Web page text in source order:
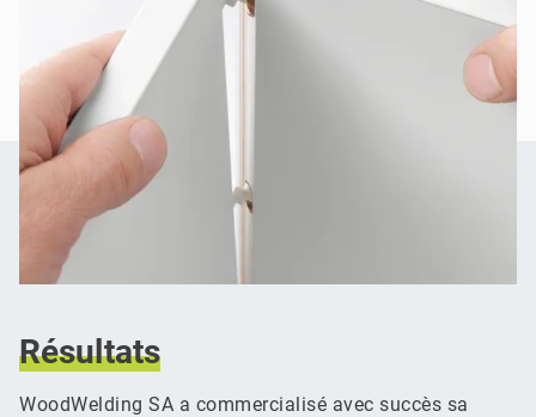
Résultats
WoodWelding SA a commercialisé avec succès sa